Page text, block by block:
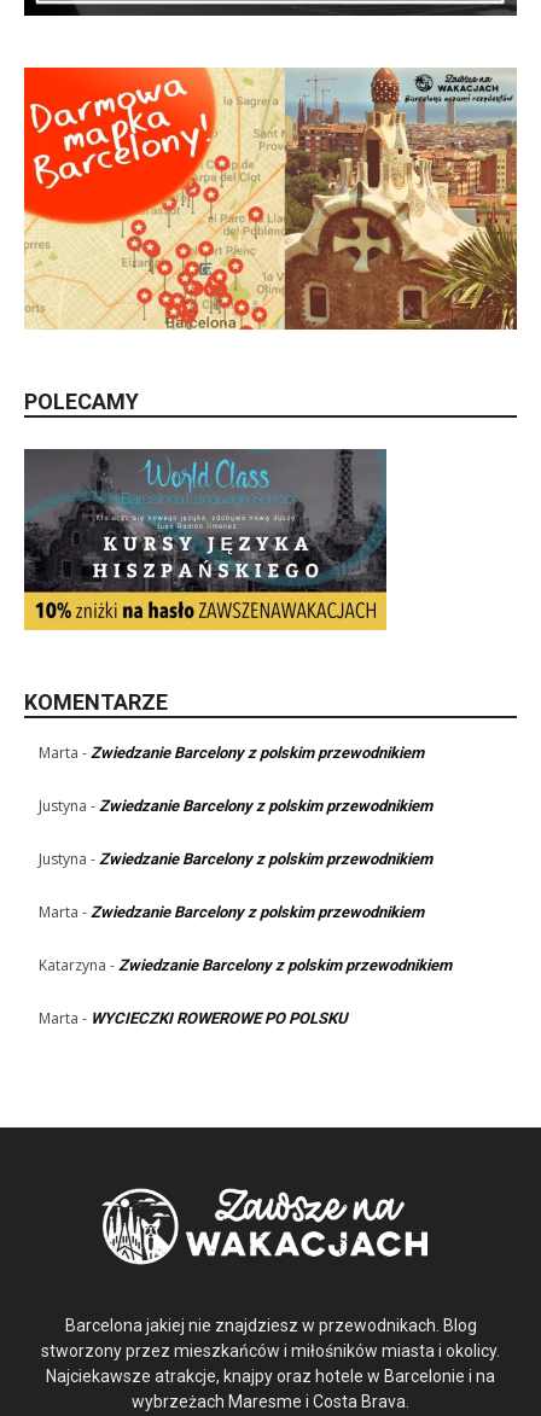
POLECAMY
KOMENTARZE
Marta - Zwiedzanie Barcelony z polskim przewodnikiem
Justyna - Zwiedzanie Barcelony z polskim przewodnikiem
Justyna - Zwiedzanie Barcelony z polskim przewodnikiem
Marta - Zwiedzanie Barcelony z polskim przewodnikiem
Katarzyna - Zwiedzanie Barcelony z polskim przewodnikiem
Marta - WYCIECZKI ROWEROWE PO POLSKU
Barcelona jakiej nie znajdziesz w przewodnikach. Blog
stworzony przez mieszkańców i miłośników miasta i okolicy.
Najciekawsze atrakcje, knajpy oraz hotele w Barcelonie i na
wybrzeżach Maresme i Costa Brava.